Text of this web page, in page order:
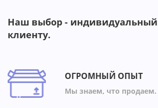
Наш выбор - индивидуальный
клиенту.
ОГРОМНЫЙ ОПЫТ
Мы знаем, что продаем.